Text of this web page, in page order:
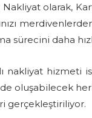
olarak,
sürecini daha
nakliyat hizmeti
oluşabilecek
gerçekleştiriliyor.